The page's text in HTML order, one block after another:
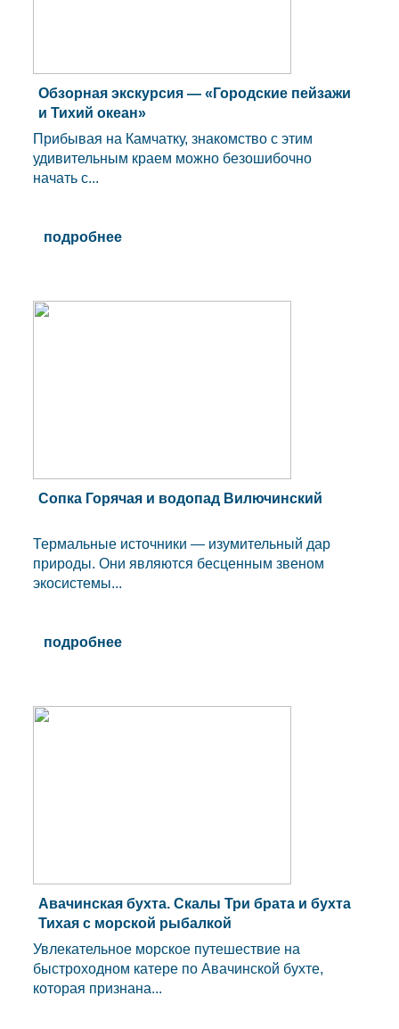
Обзорная экскурсия — «Городские пейзажи
и Тихий океан»
Прибывая на Камчатку, знакомство с этим
удивительным краем можно безошибочно
начать с...
подробнее
Сопка Горячая и водопад Вилючинский
Термальные источники — изумительный дар
природы. Они являются бесценным звеном
экосистемы...
подробнее
Авачинская бухта. Скалы Три брата и бухта
Тихая с морской рыбалкой
Увлекательное морское путешествие на
быстроходном катере по Авачинской бухте,
которая признана...